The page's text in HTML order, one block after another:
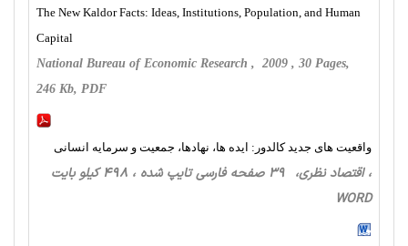
The New Kaldor Facts: Ideas, Institutions, Population, and Human
Capital
National Bureau of Economic Research , 2009 , 30 Pages,
246 Kb, PDF
واقعیت های جدید کالدور: ایده ها، نهادها، جمعیت و سرمایه انسانی
، اقتصاد نظری، 39 صفحه فارسی تایپ شده ، 498 کیلو بایت
WORD